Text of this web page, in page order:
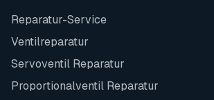
Reparatur-Service
Ventilreparatur
Servoventil Reparatur
Proportionalventil Reparatur